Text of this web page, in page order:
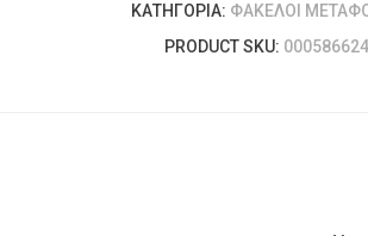
ΚΑΤΗΓΟΡΊΑ: ΦΆΚΕΛΟΙ
PRODUCT SKU: 000586624